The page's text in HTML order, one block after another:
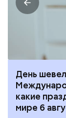
День
какие
мире 6